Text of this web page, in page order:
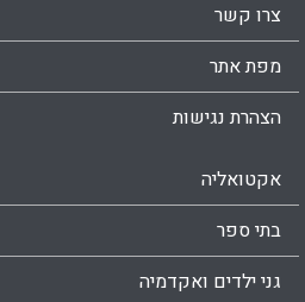
צרו קשר
מפת אתר
הצהרת נגישות
אקטואליה
בתי ספר
גני ילדים ואקדמיה